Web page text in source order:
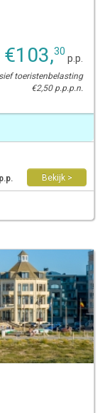
€103,30p.p.
toeristenbelasting
€2,50 p.p.p.n.
p.p. Bekijk >